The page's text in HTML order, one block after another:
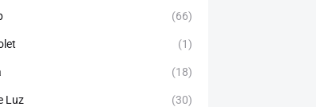
(66)
(1)
(18)
Luz (30)